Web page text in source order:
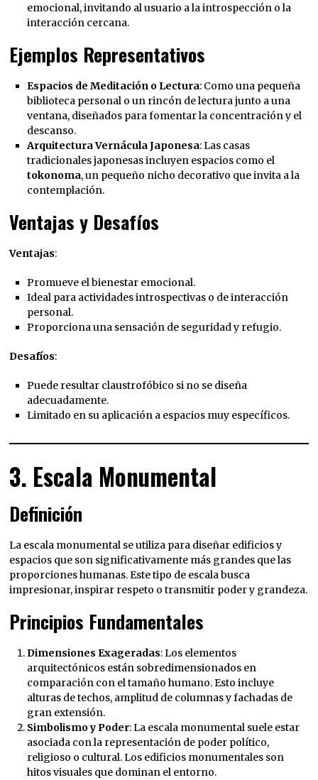
emocional, invitando al usuario a la introspección o la
interacción cercana.
Ejemplos Representativos
Espacios de Meditación o Lectura: Como una pequeña
biblioteca personal o un rincón de lectura junto a una
ventana, diseñados para fomentar la concentración y el
descanso.
Arquitectura Vernácula Japonesa: Las casas
tradicionales japonesas incluyen espacios como el
tokonoma, un pequeño nicho decorativo que invita a la
contemplación.
Ventajas y Desafíos
Ventajas:
Promueve el bienestar emocional.
Ideal para actividades introspectivas o de interacción
personal.
Proporciona una sensación de seguridad y refugio.
Desafíos:
Puede resultar claustrofóbico si no se diseña
adecuadamente.
Limitado en su aplicación a espacios muy específicos.
3. Escala Monumental
Definición
La escala monumental se utiliza para diseñar edificios y
espacios que son significativamente más grandes que las
proporciones humanas. Este tipo de escala busca
impresionar, inspirar respeto o transmitir poder y grandeza.
Principios Fundamentales
Dimensiones Exageradas: Los elementos
arquitectónicos están sobredimensionados en
comparación con el tamaño humano. Esto incluye
alturas de techos, amplitud de columnas y fachadas de
gran extensión.
Simbolismo y Poder: La escala monumental suele estar
asociada con la representación de poder político,
religioso o cultural. Los edificios monumentales son
hitos visuales que dominan el entorno.